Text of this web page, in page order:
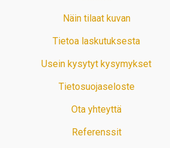
Näin tilaat kuvan
Tietoa laskutuksesta
Usein kysytyt kysymykset
Tietosuojaseloste
Ota yhteyttä
Referenssit